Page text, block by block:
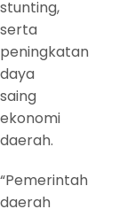
stunting,
serta
peningkatan
daya
saing
ekonomi
daerah.
“Pemerintah
daerah